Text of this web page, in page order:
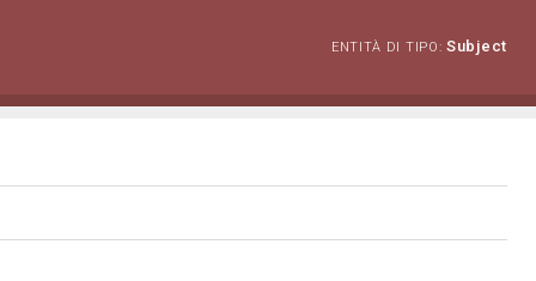
ENTITÀ DI TIPO: Subject